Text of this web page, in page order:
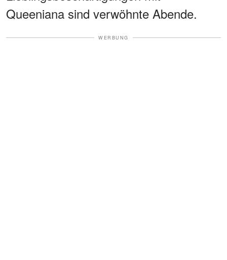
Queeniana sind verwöhnte Abende.
WERBUNG